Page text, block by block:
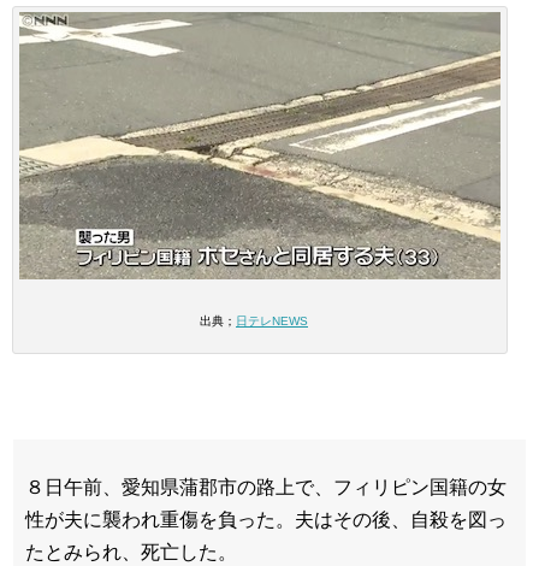
出典； 日テレNEWS
８日午前、愛知県蒲郡市の路上で、フィリピン国籍の女
性が夫に襲われ重傷を負った。夫はその後、自殺を図っ
たとみられ、死亡した。